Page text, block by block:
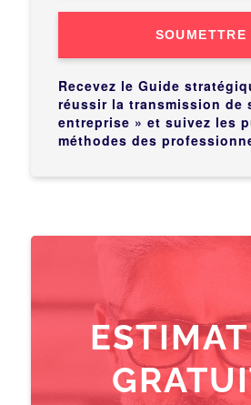
SOUMETTRE
Recevez le Guide
réussir la transmission de
entreprise » et suivez les
méthodes des